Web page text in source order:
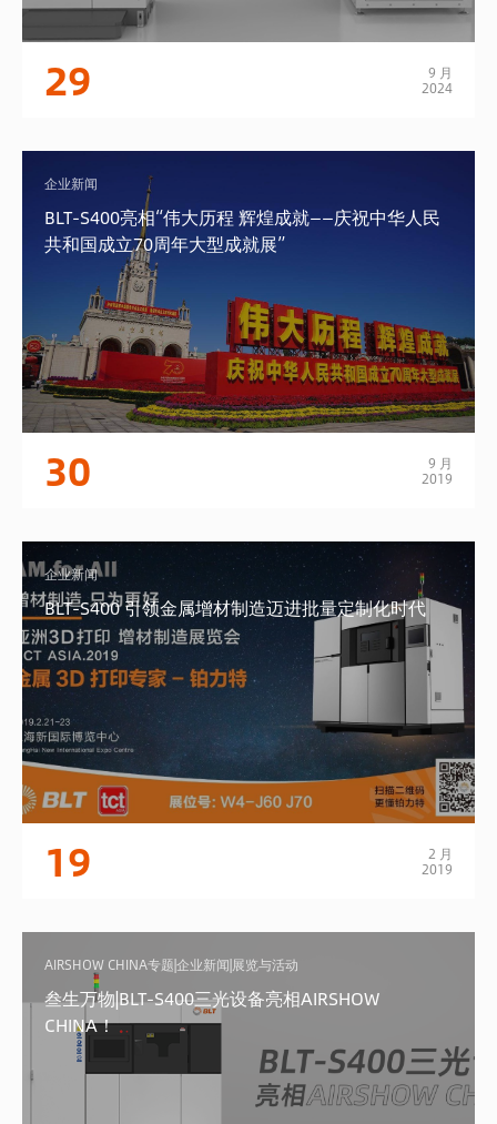
29 9 月
2024
企业新闻
BLT-S400亮相“伟大历程 辉煌成就——庆祝中华人民
共和国成立70周年大型成就展”
30 9 月
2019
企业新闻
BLT-S400 引领金属增材制造迈进批量定制化时代
19 2 月
2019
AIRSHOW CHINA专题|企业新闻|展览与活动
叁生万物|BLT-S400三光设备亮相AIRSHOW
CHINA！